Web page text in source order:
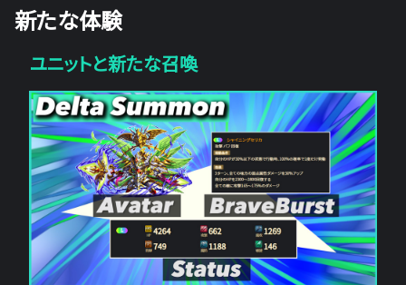
新たな体験
ユニットと新たな召喚